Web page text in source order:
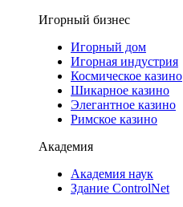
Игорный бизнес
Игорный дом
Игорная индустрия
Космическое казино
Шикарное казино
Элегантное казино
Римское казино
Академия
Академия наук
Здание ControlNet